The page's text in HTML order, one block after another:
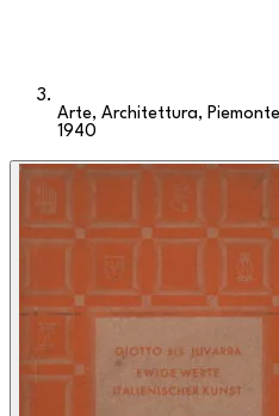
Arte, Architettura,
1940